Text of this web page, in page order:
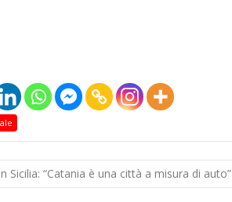
Sicilia: “Catania è una città a misura di auto”